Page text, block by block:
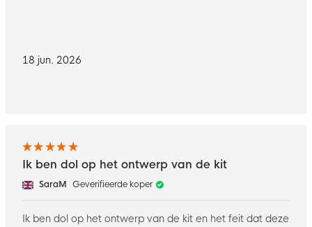
18 jun. 2026
Ik ben dol op het ontwerp van de kit
SaraM Geverifieerde koper
Ik ben dol op het ontwerp van de kit en het feit dat deze